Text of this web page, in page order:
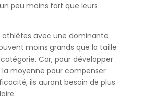
peu moins fort que leurs
athlètes avec une dominante
moins grands que la taille
Car, pour développer
moyenne pour compenser
ils auront besoin de plus